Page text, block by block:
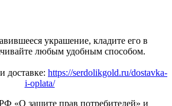
украшение, кладите его в
любым удобным способом.
доставке: https://serdolikgold.ru/dostavka-
i-oplata/
«О защите прав потребителей» и